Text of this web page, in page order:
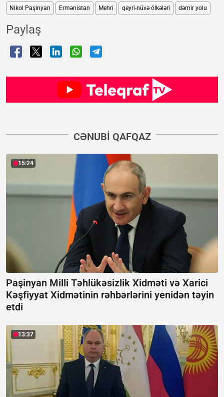
Nikol Paşinyan Ermənistan Mehri qeyri-nüvə ölkələri dəmir yolu
Paylaş
CƏNUBI QAFQAZ
15:24
Paşinyan Milli Təhlükəsizlik Xidməti və Xarici
Kəşfiyyat Xidmətinin rəhbərlərini yenidən təyin
etdi
13:37